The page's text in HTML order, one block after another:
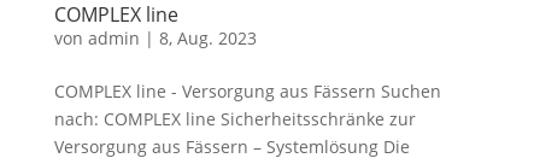
COMPLEX line
von admin | 8, Aug. 2023
COMPLEX line - Versorgung aus Fässern Suchen
nach: COMPLEX line Sicherheitsschränke zur
Versorgung aus Fässern – Systemlösung Die